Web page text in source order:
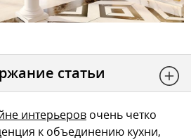
статьи
интерьеров очень четко
к объединению кухни,